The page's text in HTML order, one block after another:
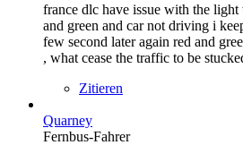
france dlc have issue with the
and green and car not driving i
few second later again red and
, what cease the traffic to be
Zitieren
Quarney
Fernbus-Fahrer